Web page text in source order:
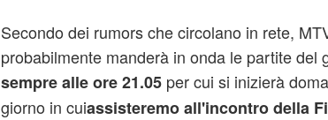
Secondo dei rumors che circolano in rete,
probabilmente manderà in onda le partite del
sempre alle ore 21.05per cui si inizierà
giorno in cuiassisteremo all'incontro della